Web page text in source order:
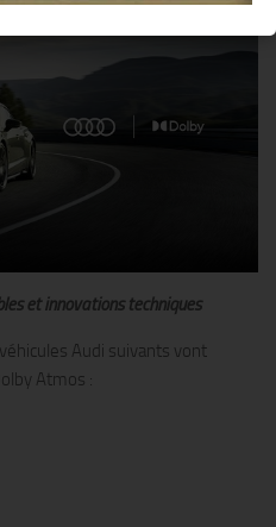
et innovations techniques
Audi suivants vont
Atmos :